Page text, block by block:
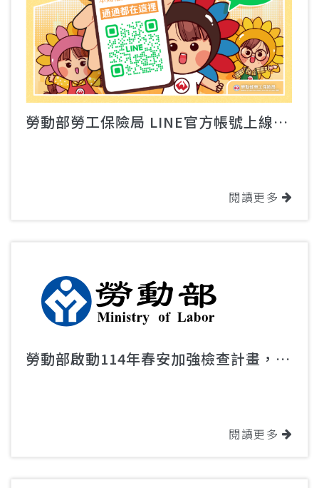
勞動部勞工保險局 LINE官方帳號上線！
閱讀更多
勞動部啟動114年春安加強檢查計畫，提
閱讀更多